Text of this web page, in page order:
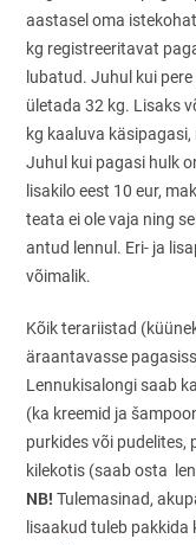
aastasel oma
kg registreeritavat
lubatud. Juhul kui
ületada 32 kg. Lisaks
kg kaaluva
Juhul kui pagasi hulk
lisakilo eest 10 eur,
teata ei ole vaja ning
antud lennul. Eri- ja
võimalik.
Kõik terariistad
äraantavasse
Lennukisalongi saab
(ka kreemid ja
purkides või
kilekotis (saab osta
NB! Tulemasinad,
lisaakud tuleb pakkida